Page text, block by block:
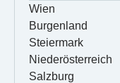
Wien
Burgenland
Steiermark
Niederösterreich
Salzburg